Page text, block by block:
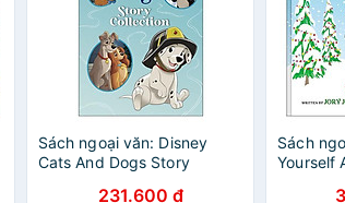
Sách ngoại văn: Disney
Cats And Dogs Story
231.600 đ
Sách
Yourself